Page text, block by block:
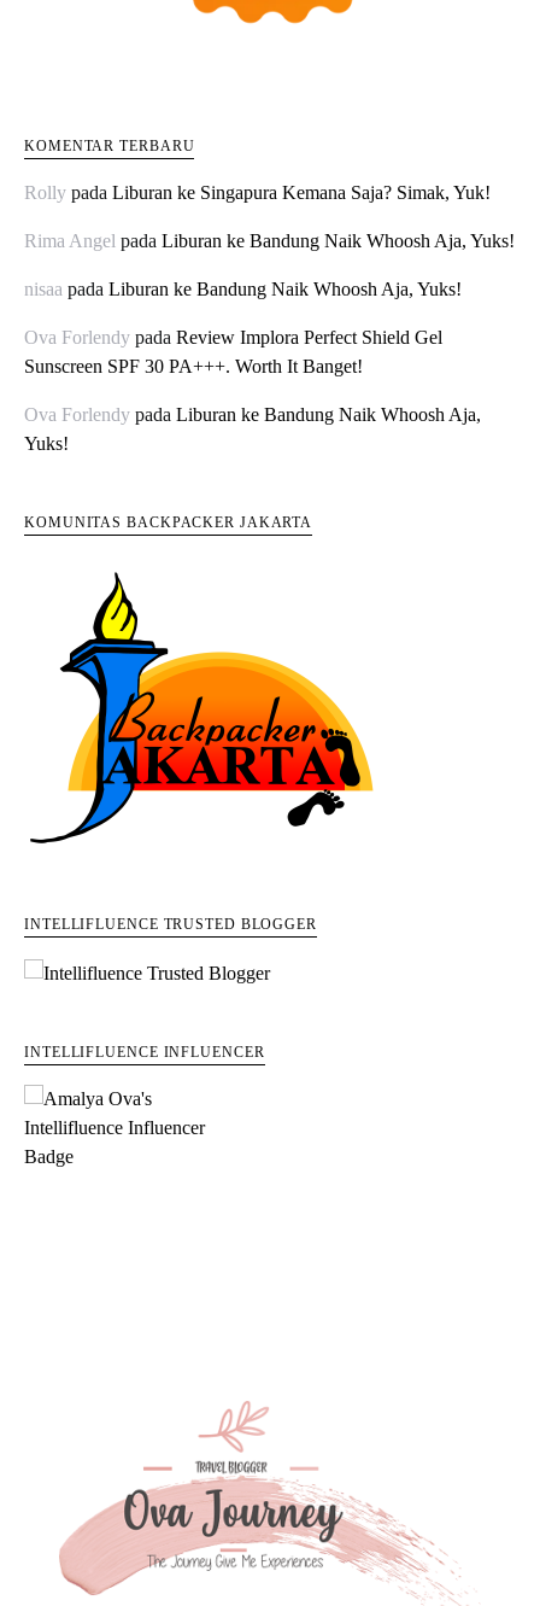
KOMENTAR TERBARU
Rolly pada Liburan ke Singapura Kemana Saja? Simak, Yuk!
Rima Angel pada Liburan ke Bandung Naik Whoosh Aja, Yuks!
nisaa pada Liburan ke Bandung Naik Whoosh Aja, Yuks!
Ova Forlendy pada Review Implora Perfect Shield Gel
Sunscreen SPF 30 PA+++. Worth It Banget!
Ova Forlendy pada Liburan ke Bandung Naik Whoosh Aja,
Yuks!
KOMUNITAS BACKPACKER JAKARTA
INTELLIFLUENCE TRUSTED BLOGGER
INTELLIFLUENCE INFLUENCER